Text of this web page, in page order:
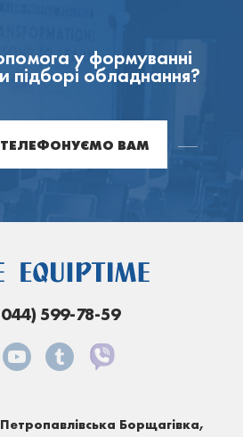
у формуванні
підборі обладнання?
ВАМ
599-78-59
Борщагівка,